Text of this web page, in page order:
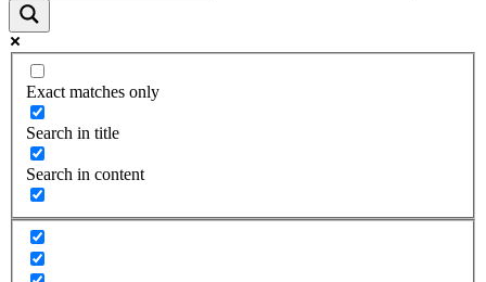
Exact matches only
Search in title
Search in content